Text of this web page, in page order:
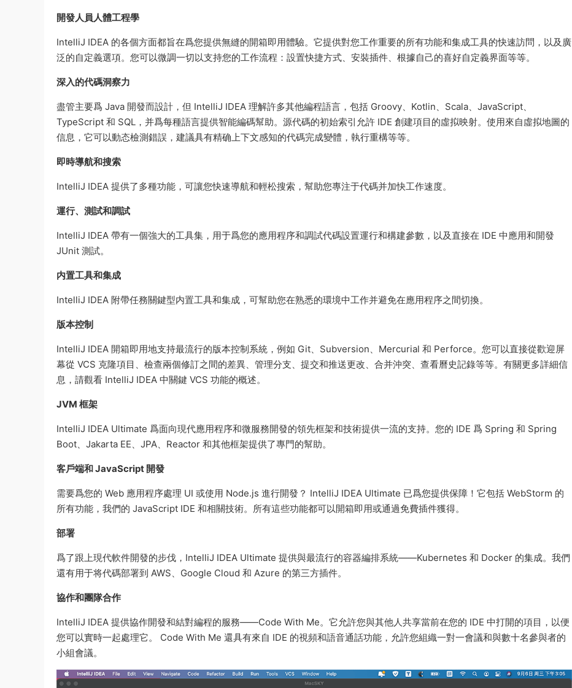
開發人員人體工程學
IntelliJ IDEA 的各個方面都旨在爲您提供無縫的開箱即用體驗。它提供對您工作重要的所有功能和集成工具的快速訪問，以及廣
泛的自定義選項。您可以微調一切以支持您的工作流程：設置快捷方式、安裝插件、根據自己的喜好自定義界面等等。
深入的代碼洞察力
盡管主要爲 Java 開發而設計，但 IntelliJ IDEA 理解許多其他編程語言，包括 Groovy、Kotlin、Scala、JavaScript、
TypeScript 和 SQL，并爲每種語言提供智能編碼幫助。源代碼的初始索引允許 IDE 創建項目的虛拟映射。使用來自虛拟地圖的
信息，它可以動态檢測錯誤，建議具有精确上下文感知的代碼完成變體，執行重構等等。
即時導航和搜索
IntelliJ IDEA 提供了多種功能，可讓您快速導航和輕松搜索，幫助您專注于代碼并加快工作速度。
運行、測試和調試
IntelliJ IDEA 帶有一個強大的工具集，用于爲您的應用程序和調試代碼設置運行和構建參數，以及直接在 IDE 中應用和開發
JUnit 測試。
内置工具和集成
IntelliJ IDEA 附帶任務關鍵型内置工具和集成，可幫助您在熟悉的環境中工作并避免在應用程序之間切換。
版本控制
IntelliJ IDEA 開箱即用地支持最流行的版本控制系統，例如 Git、Subversion、Mercurial 和 Perforce。您可以直接從歡迎屏
幕從 VCS 克隆項目、檢查兩個修訂之間的差異、管理分支、提交和推送更改、合并沖突、查看曆史記錄等等。有關更多詳細信
息，請觀看 IntelliJ IDEA 中關鍵 VCS 功能的概述。
JVM 框架
IntelliJ IDEA Ultimate 爲面向現代應用程序和微服務開發的領先框架和技術提供一流的支持。您的 IDE 爲 Spring 和 Spring
Boot、Jakarta EE、JPA、Reactor 和其他框架提供了專門的幫助。
客戶端和 JavaScript 開發
需要爲您的 Web 應用程序處理 UI 或使用 Node.js 進行開發？ IntelliJ IDEA Ultimate 已爲您提供保障！它包括 WebStorm 的
所有功能，我們的 JavaScript IDE 和相關技術。所有這些功能都可以開箱即用或通過免費插件獲得。
部署
爲了跟上現代軟件開發的步伐，IntelliJ IDEA Ultimate 提供與最流行的容器編排系統——Kubernetes 和 Docker 的集成。我們
還有用于将代碼部署到 AWS、Google Cloud 和 Azure 的第三方插件。
協作和團隊合作
IntelliJ IDEA 提供協作開發和結對編程的服務——Code With Me。它允許您與其他人共享當前在您的 IDE 中打開的項目，以便
您可以實時一起處理它。 Code With Me 還具有來自 IDE 的視頻和語音通話功能，允許您組織一對一會議和與數十名參與者的
小組會議。